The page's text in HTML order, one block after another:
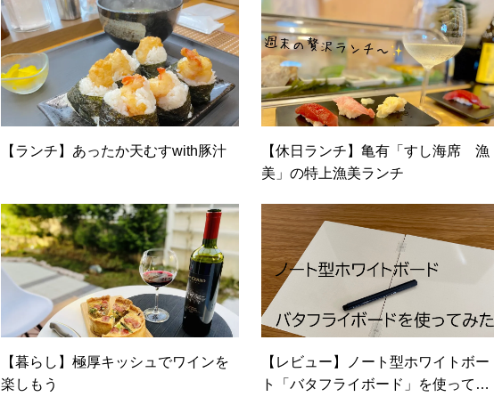
【ランチ】あったか天むすwith豚汁
【休日ランチ】亀有「すし海席 漁
美」の特上漁美ランチ
【暮らし】極厚キッシュでワインを
楽しもう
【レビュー】ノート型ホワイトボー
ト「バタフライボード」を使ってみ